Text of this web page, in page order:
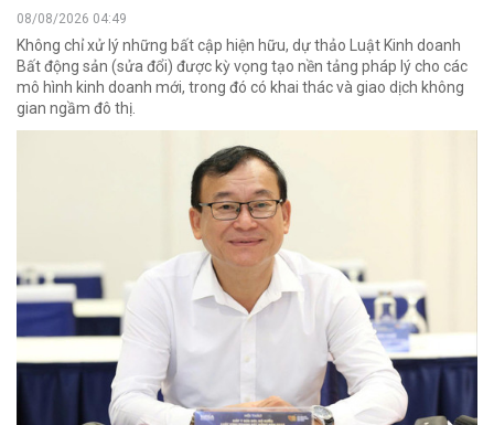
08/08/2026 04:49
Không chỉ xử lý những bất cập hiện hữu, dự thảo Luật Kinh doanh
Bất động sản (sửa đổi) được kỳ vọng tạo nền tảng pháp lý cho các
mô hình kinh doanh mới, trong đó có khai thác và giao dịch không
gian ngầm đô thị.